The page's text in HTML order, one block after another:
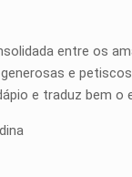
entre os
e
e traduz bem o